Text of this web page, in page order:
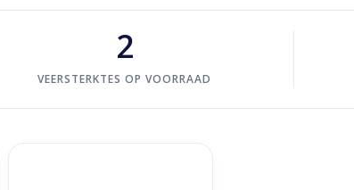
2
VEERSTERKTES OP VOORRAAD